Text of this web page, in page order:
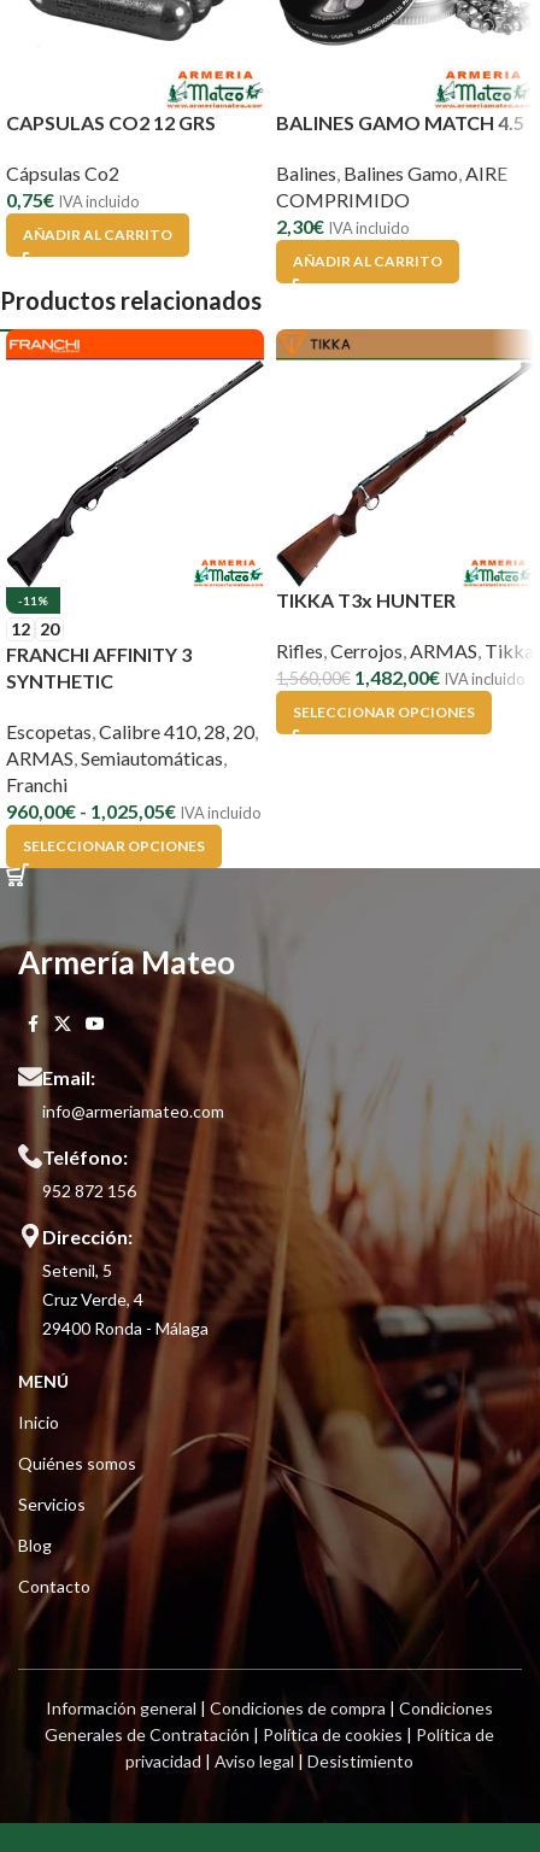
CAPSULAS CO2 12 GRS
Cápsulas Co2
0,75€ IVA incluido
AÑADIR AL CARRITO
BALINES GAMO MATCH 4.5
Balines, Balines Gamo,AIRE
COMPRIMIDO
2,30€ IVA incluido
AÑADIR AL CARRITO
Productos relacionados
-11%
12 20
FRANCHI AFFINITY 3
SYNTHETIC
Escopetas,Calibre 410, 28, 20,
ARMAS,Semiautomáticas,
Franchi
960,00€ - 1,025,05€ IVA incluido
SELECCIONAR OPCIONES
TIKKA T3x HUNTER
Rifles,Cerrojos,ARMAS, Tikka
1,560,00€ 1,482,00€ IVA incluido
SELECCIONAR OPCIONES
Armería Mateo
Email:
info@armeriamateo.com
Teléfono:
952 872 156
Dirección:
Setenil, 5
Cruz Verde, 4
29400 Ronda - Málaga
MENÚ
Inicio
Quiénes somos
Servicios
Blog
Contacto
Información general |Condiciones de compra |Condiciones
Generales de Contratación | Política de cookies | Política de
privacidad |Aviso legal |Desistimiento